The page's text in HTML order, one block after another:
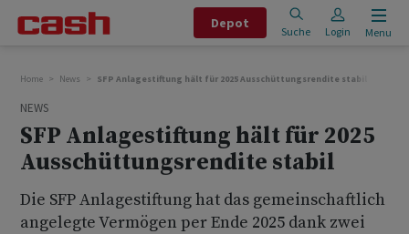
Depot
Suche Login Menu
Home News SFP Anlagestiftung hält für 2025 Ausschüttungsrendite stabil
NEWS
SFP Anlagestiftung hält für 2025
Ausschüttungsrendite stabil
Die SFP Anlagestiftung hat das gemeinschaftlich
angelegte Vermögen per Ende 2025 dank zwei